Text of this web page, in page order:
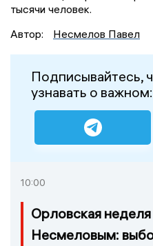
тысячи человек.
Автор:
Несмелов Павел
Подписывайтесь,
узнавать о важном:
10:00
Орловская
Несмеловым: